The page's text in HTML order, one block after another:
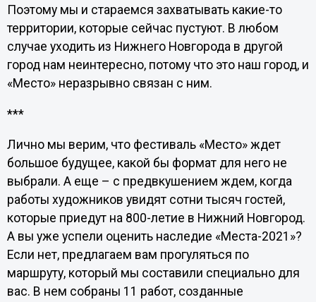
Поэтому мы и стараемся захватывать какие-то
территории, которые сейчас пустуют. В любом
случае уходить из Нижнего Новгорода в другой
город нам неинтересно, потому что это наш город, и
«Место» неразрывно связан с ним.
***
Лично мы верим, что фестиваль «Место» ждет
большое будущее, какой бы формат для него не
выбрали. А еще – с предвкушением ждем, когда
работы художников увидят сотни тысяч гостей,
которые приедут на 800-летие в Нижний Новгород.
А вы уже успели оценить наследие «Места-2021»?
Если нет, предлагаем вам прогуляться по
маршруту, который мы составили специально для
вас. В нем собраны 11 работ, созданные